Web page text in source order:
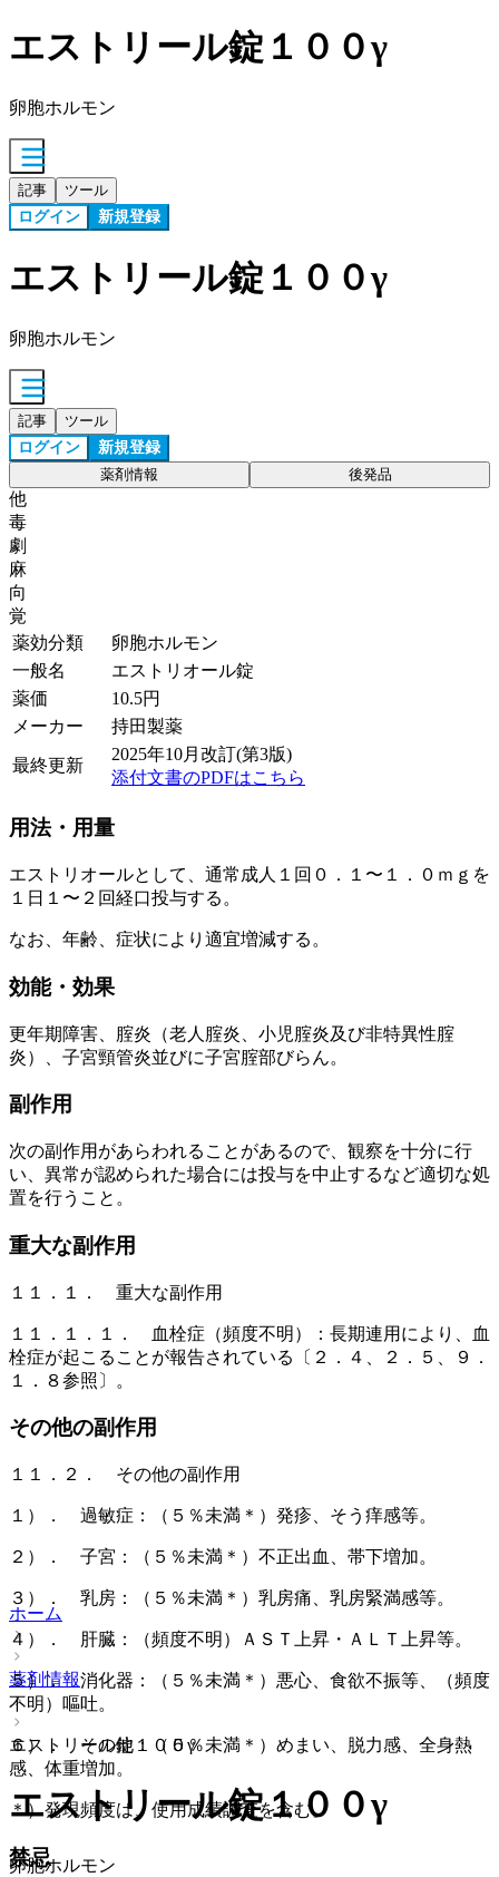
エストリール錠１００γ
卵胞ホルモン
記事 ツール
ログイン 新規登録
エストリール錠１００γ
卵胞ホルモン
記事 ツール
ログイン 新規登録
薬剤情報 後発品
他
毒
劇
麻
向
覚
薬効分類
卵胞ホルモン
一般名
エストリオール錠
薬価
10.5円
メーカー
持田製薬
最終更新
2025年10月改訂(第3版)
添付文書のPDFはこちら
用法・用量
エストリオールとして、通常成人１回０．１〜１．０ｍｇを
１日１〜２回経口投与する。
なお、年齢、症状により適宜増減する。
効能・効果
更年期障害、腟炎（老人腟炎、小児腟炎及び非特異性腟
炎）、子宮頸管炎並びに子宮腟部びらん。
副作用
次の副作用があらわれることがあるので、観察を十分に行
い、異常が認められた場合には投与を中止するなど適切な処
置を行うこと。
重大な副作用
１１．１． 重大な副作用
１１．１．１． 血栓症（頻度不明）：長期連用により、血
栓症が起こることが報告されている〔２．４、２．５、９．
１．８参照〕。
その他の副作用
１１．２． その他の副作用
１）． 過敏症：（５％未満＊）発疹、そう痒感等。
２）． 子宮：（５％未満＊）不正出血、帯下増加。
３）． 乳房：（５％未満＊）乳房痛、乳房緊満感等。
４）． 肝臓：（頻度不明）ＡＳＴ上昇・ＡＬＴ上昇等。
５）． 消化器：（５％未満＊）悪心、食欲不振等、（頻度
不明）嘔吐。
６）． その他：（５％未満＊）めまい、脱力感、全身熱
感、体重増加。
＊）発現頻度は、使用成績調査を含む。
禁忌
ホーム
薬剤情報
エストリール錠１００γ
エストリール錠１００γ
卵胞ホルモン